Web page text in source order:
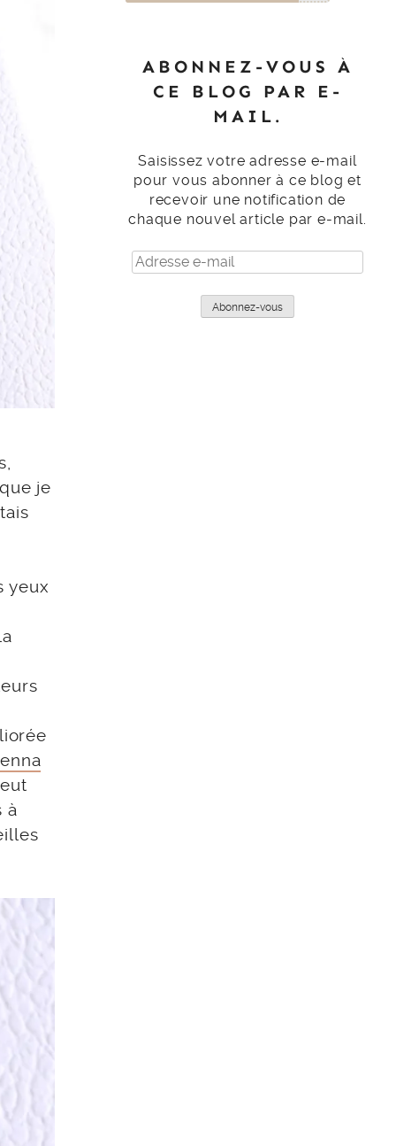
je
yeux
à
ABONNEZ-VOUS À
CE BLOG PAR E-
MAIL.
Saisissez votre adresse e-mail
pour vous abonner à ce blog et
recevoir une notification de
chaque nouvel article par e-mail.
Adresse
e-
Abonnez-vous